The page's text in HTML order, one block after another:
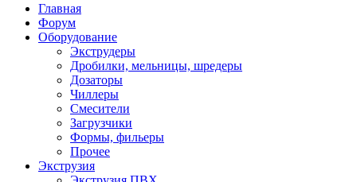
Главная
Форум
Оборудование
Экструдеры
Дробилки, мельницы, шредеры
Дозаторы
Чиллеры
Смесители
Загрузчики
Формы, фильеры
Прочее
Экструзия